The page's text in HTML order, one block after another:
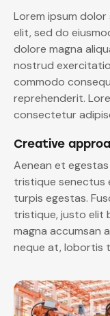
Lorem ipsum
elit, sed do
dolore magna
nostrud
commodo
reprehenderit.
consectetur
Creative
Aenean et
tristique senectus
turpis egestas.
tristique, justo elit
magna accumsan
neque at, lobortis